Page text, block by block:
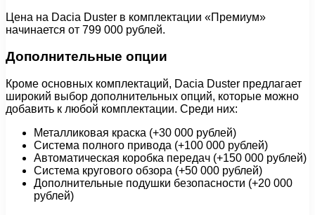
Цена на Dacia Duster в комплектации «Премиум»
начинается от 799 000 рублей.
Дополнительные опции
Кроме основных комплектаций, Dacia Duster предлагает
широкий выбор дополнительных опций, которые можно
добавить к любой комплектации. Среди них:
Металликовая краска (+30 000 рублей)
Система полного привода (+100 000 рублей)
Автоматическая коробка передач (+150 000 рублей)
Система кругового обзора (+50 000 рублей)
Дополнительные подушки безопасности (+20 000
рублей)